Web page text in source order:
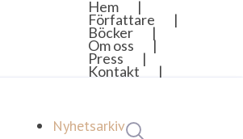
Nyhetsarkiv